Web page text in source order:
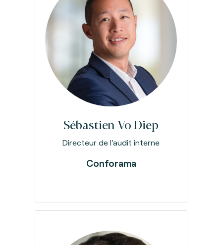
Sébastien Vo Diep
Directeur de l’audit interne
Conforama